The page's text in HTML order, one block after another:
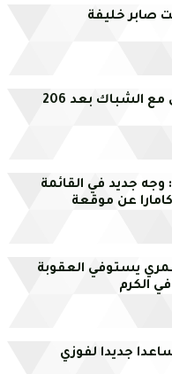
صابر خليفة
الهوني يجد الطريق مع الشباك بعد 206
جديد في القائمة
عن موقعة
يستوفي العقوبة
الكرم
جديدا لفوزي